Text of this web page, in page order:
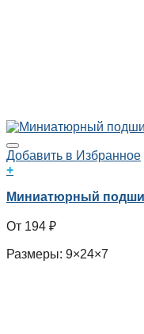
Добавить в Избранное
+
Миниатюрный
194 ₽
Размеры: 9×24×7